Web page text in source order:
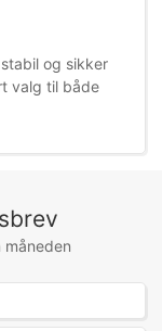
og sikker
valg til både